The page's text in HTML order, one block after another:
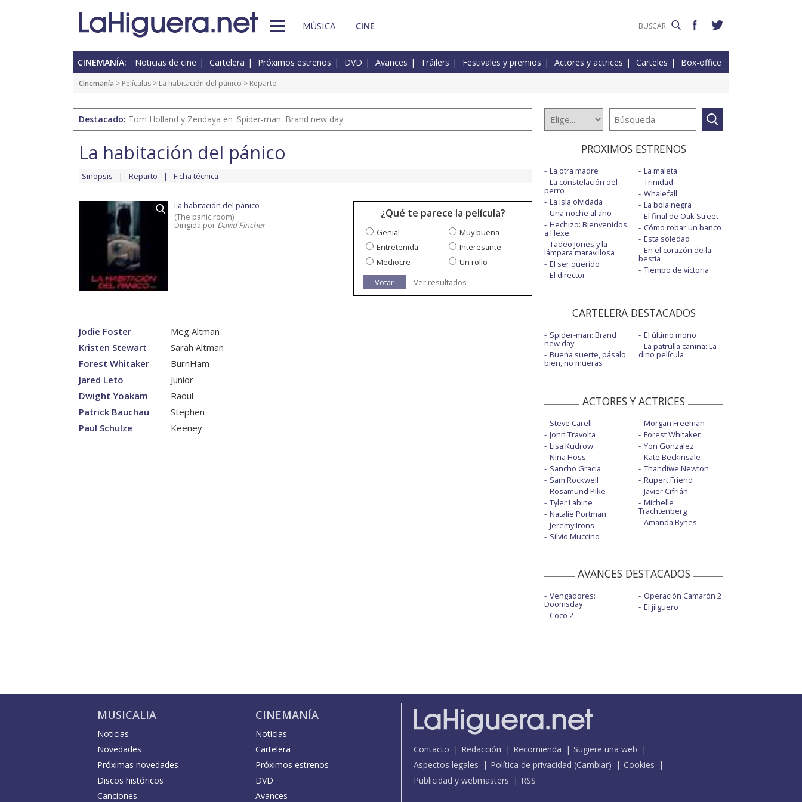
MÚSICA CINE
CINEMANÍA: Noticias de cine Cartelera Próximos estrenos DVD Avances Tráilers Festivales y premios Actores y actrices Carteles Box-office
Cinemanía > Películas > La habitación del pánico > Reparto
Destacado: Tom Holland y Zendaya en 'Spider-man: Brand new day'
La habitación del pánico
Sinopsis Reparto Ficha técnica
La habitación del pánico
(The panic room)
Dirigida por David Fincher
¿Qué te parece la película?
Genial
Muy buena
Entretenida
Interesante
Mediocre
Un rollo
Votar
Ver resultados
Jodie Foster
Meg Altman
Kristen Stewart
Sarah Altman
Forest Whitaker
BurnHam
Jared Leto
Junior
Dwight Yoakam
Raoul
Patrick Bauchau
Stephen
Paul Schulze
Keeney
PROXIMOS ESTRENOS
La otra madre
La constelación del
perro
La isla olvidada
Una noche al año
Hechizo: Bienvenidos
a Hexe
Tadeo Jones y la
lámpara maravillosa
El ser querido
El director
La maleta
Trinidad
Whalefall
La bola negra
El final de Oak Street
Cómo robar un banco
Esta soledad
En el corazón de la
bestia
Tiempo de victoria
CARTELERA DESTACADOS
Spider-man: Brand
new day
Buena suerte, pásalo
bien, no mueras
El último mono
La patrulla canina: La
dino película
ACTORES Y ACTRICES
Steve Carell
John Travolta
Lisa Kudrow
Nina Hoss
Sancho Gracia
Sam Rockwell
Rosamund Pike
Tyler Labine
Natalie Portman
Jeremy Irons
Silvio Muccino
Morgan Freeman
Forest Whitaker
Yon González
Kate Beckinsale
Thandiwe Newton
Rupert Friend
Javier Cifrián
Michelle
Trachtenberg
Amanda Bynes
AVANCES DESTACADOS
Vengadores:
Doomsday
Coco 2
Operación Camarón 2
El jilguero
MUSICALIA
Noticias
Novedades
Próximas novedades
Discos históricos
Canciones
CINEMANÍA
Noticias
Cartelera
Próximos estrenos
DVD
Avances
Contacto Redacción Recomienda
Sugiere una web
Aspectos legales
Política de privacidad (Cambiar)
Cookies
Publicidad y webmasters
RSS